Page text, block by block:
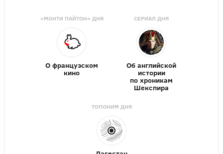
«МОНТИ ПАЙТОН» ДНЯ
О французском
кино
СЕРИАЛ ДНЯ
Об английской
истории
по хроникам
Шекспира
ТОПОНИМ ДНЯ